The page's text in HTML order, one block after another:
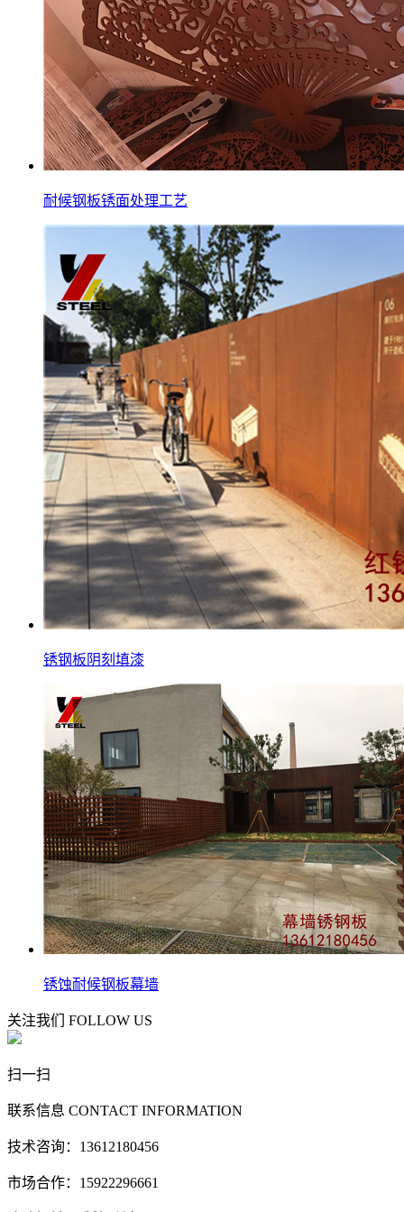
耐候钢板锈面处理工艺
锈钢板阴刻填漆
锈蚀耐候钢板幕墙
关注我们 FOLLOW US
扫一扫
联系信息 CONTACT INFORMATION
技术咨询：13612180456
市场合作：15922296661